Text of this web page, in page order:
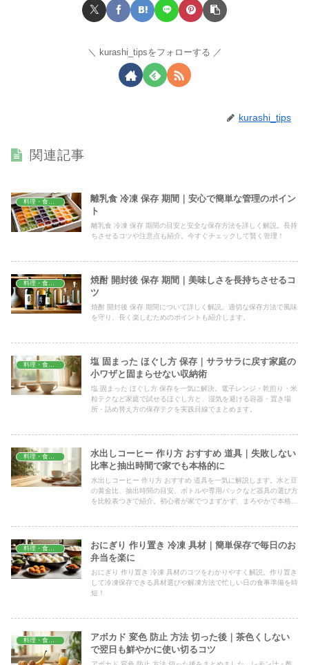
kurashi_tipsをフォローする
kurashi_tips
関連記事
料理・食材保存
離乳食 冷凍 保存 期間｜安心で簡単な管理のポイン
ト
離乳食 冷凍 保存 期間の目安と安全な保存方法を詳しく解説。長持
ちさせるコツや注意点も紹介。今すぐチェックして賢く管理！
料理・食材保存
焼酎 開封後 保存 期間｜美味しさを長持ちさせるコ
ツ
焼酎 開封後 保存 期間について詳しく解説。適切な保存方法で風味
を守り、長く楽しむためのポイントも紹介します。
塩 固まった ほぐし方 保存｜サラサラに戻す家庭の
小ワザと固まらせない収納術
塩 固まった ほぐし方 保存を一気に解決。電子レンジ・乾煎り・米
粒テクなど家庭で試せるほぐし方と、湿気を避ける容器・置き場
所・詰め替え方の保存テクを実践目線でまとめます。
水出しコーヒー 作り方 おすすめ 道具｜失敗しない
比率と抽出時間で家でも本格的に
水出しコーヒー 作り方 おすすめ 道具を一気に解説します。水と豆
の黄金比、抽出時間の目安、ボトルや専用パックなど器具の選び方
を比較表つきで紹介。初心者が家でつまずかず、まろやかで本格的
おにぎり 作り置き 冷凍 具材｜簡単保存で毎日のお
弁当を楽に
おにぎり 作り置き 冷凍 具材のコツをわかりやすく解説。作り置き
して冷凍保存できる具材選びや解凍方法で忙しい日の食事準備を時
短！
アボカド 変色 防止 方法 切った後｜茶色くしない
で翌日も鮮やかに使い切るコツ